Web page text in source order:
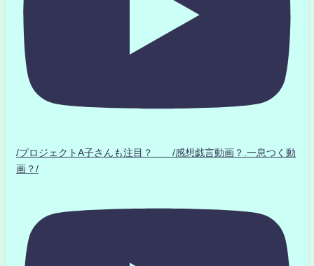
/プロジェクトA子さんも注目？ /感想戯言動画？.一息つく動
画？/